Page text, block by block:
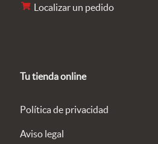
Localizar un pedido
Tu tienda online
Política de privacidad
Aviso legal